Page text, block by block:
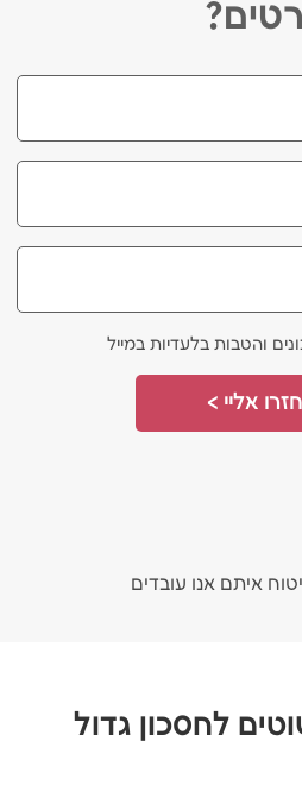
והטבות בלעדיות במייל
חזרו אליי >